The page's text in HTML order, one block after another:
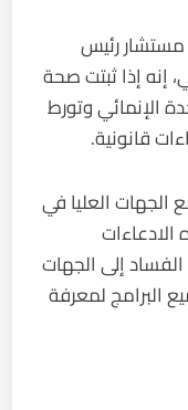
مستشار رئيس
إنه إذا ثبتت صحة
الإنمائي وتورط
قانونية.
الجهات العليا في
إلى الجهات
البرامج لمعرفة